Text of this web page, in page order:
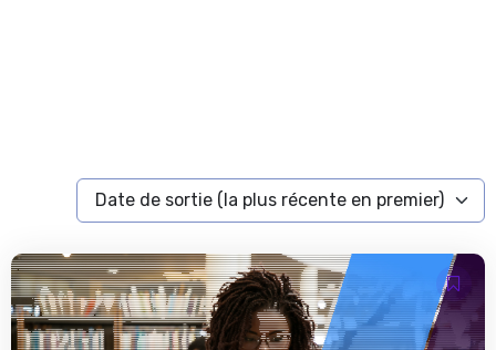
Date de sortie (la plus récente en premier)